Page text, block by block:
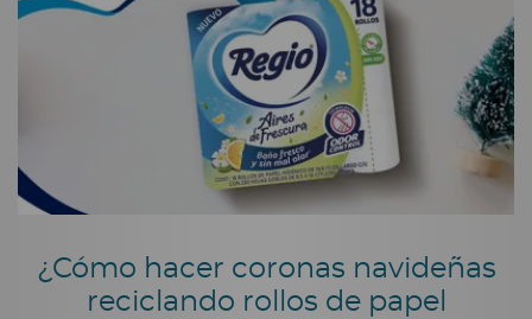
¿Cómo hacer coronas navideñas
reciclando rollos de papel